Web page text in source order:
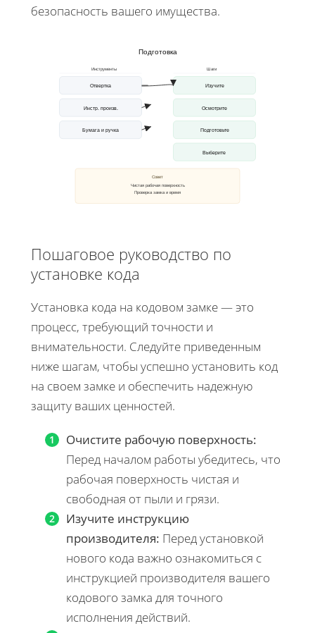
безопасность вашего имущества.
Подготовка
Инструменты Шаги
Отвертка
Инстр. произв.
Бумага и ручка
Изучите
Осмотрите
Подготовьте
Выберите
Совет
Чистая рабочая поверхность
Проверка замка и время
Пошаговое руководство по
установке кода
Установка кода на кодовом замке — это
процесс, требующий точности и
внимательности. Следуйте приведенным
ниже шагам, чтобы успешно установить код
на своем замке и обеспечить надежную
защиту ваших ценностей.
Очистите рабочую поверхность:
Перед началом работы убедитесь, что
рабочая поверхность чистая и
свободная от пыли и грязи.
Изучите инструкцию
производителя: Перед установкой
нового кода важно ознакомиться с
инструкцией производителя вашего
кодового замка для точного
исполнения действий.